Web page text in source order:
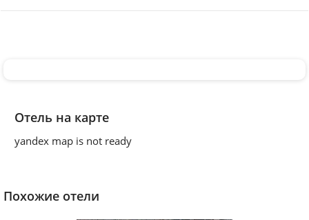
Отель на карте
yandex map is not ready
Похожие отели